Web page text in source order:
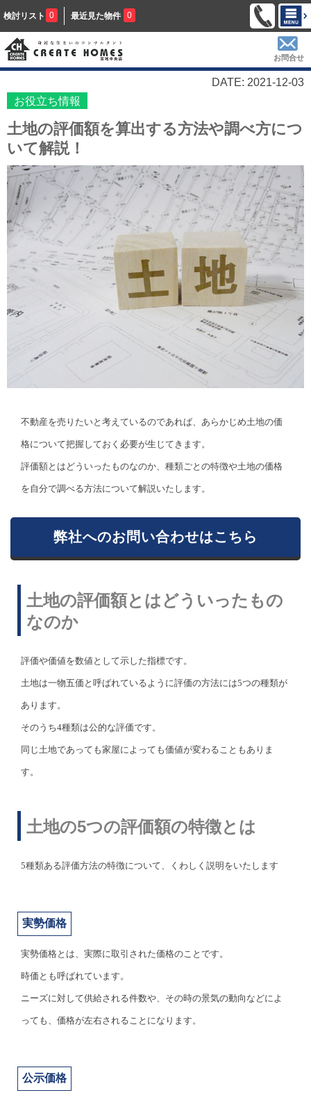
検討リスト 0 最近見た物件 0
お問合せ
DATE: 2021-12-03
お役立ち情報
土地の評価額を算出する方法や調べ方につ
いて解説！
不動産を売りたいと考えているのであれば、あらかじめ土地の価
格について把握しておく必要が生じてきます。
評価額とはどういったものなのか、種類ごとの特徴や土地の価格
を自分で調べる方法について解説いたします。
弊社へのお問い合わせはこちら
土地の評価額とはどういったもの
なのか
評価や価値を数値として示した指標です。
土地は一物五価と呼ばれているように評価の方法には5つの種類が
あります。
そのうち4種類は公的な評価です。
同じ土地であっても家屋によっても価値が変わることもありま
す。
土地の5つの評価額の特徴とは
5種類ある評価方法の特徴について、くわしく説明をいたします
実勢価格
実勢価格とは、実際に取引された価格のことです。
時価とも呼ばれています。
ニーズに対して供給される件数や、その時の景気の動向などによ
っても、価格が左右されることになります。
公示価格